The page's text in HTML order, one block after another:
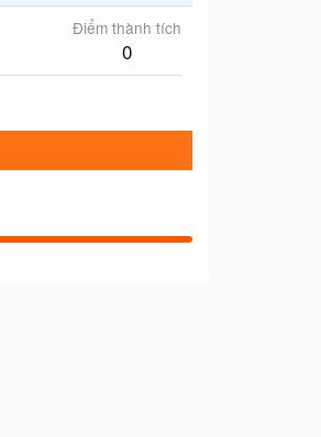
Điểm thành tích
0